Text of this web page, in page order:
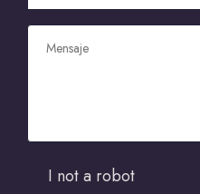
I not a robot